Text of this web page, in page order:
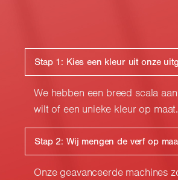
Stap 1: Kies een kleur uit onze
We hebben een breed scala
wilt of een unieke kleur op maat.
Stap 2: Wij mengen de verf op
Onze geavanceerde machines